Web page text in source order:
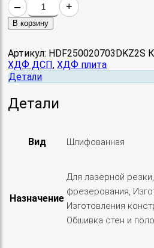
Количество
товара
(Дуб
Крафт
Золотой)
сорт
– +
В корзину
Артикул: HDF250020703DKZ2S
ХДФ ДСП,ХДФ плита
Детали
Детали
Вид Шлифованная
Назначение
Для лазерной
фрезерования,
Изготовления
Обшивка стен и